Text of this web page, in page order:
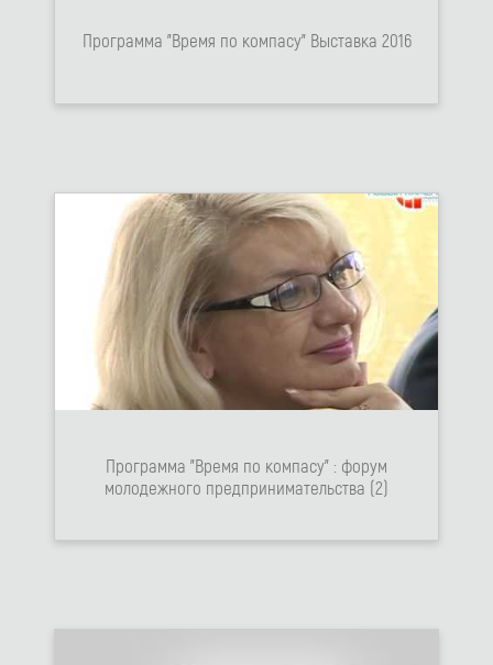
Программа "Время по компасу" Выставка 2016
Программа "Время по компасу" : форум
молодежного предпринимательства (2)